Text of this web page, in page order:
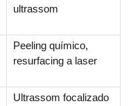
ultrassom
Peeling químico,
resurfacing a laser
Ultrassom focalizado